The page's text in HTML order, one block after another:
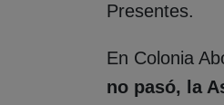
Presentes.
En Colonia
no pasó, la